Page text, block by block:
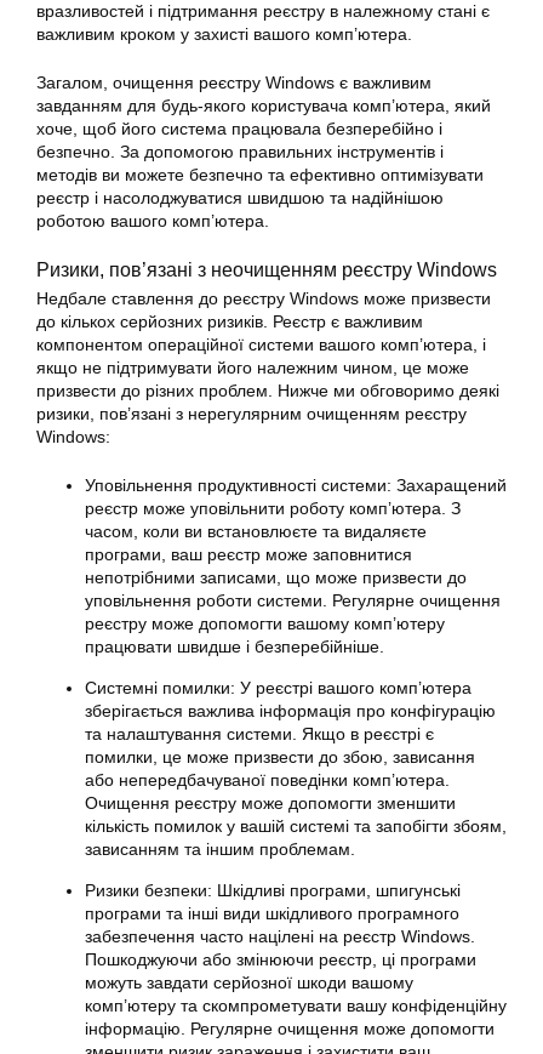
вразливостей і підтримання реєстру в належному стані є
важливим кроком у захисті вашого комп’ютера.
Загалом, очищення реєстру Windows є важливим
завданням для будь-якого користувача комп’ютера, який
хоче, щоб його система працювала безперебійно і
безпечно. За допомогою правильних інструментів і
методів ви можете безпечно та ефективно оптимізувати
реєстр і насолоджуватися швидшою та надійнішою
роботою вашого комп’ютера.
Ризики, пов’язані з неочищенням реєстру Windows
Недбале ставлення до реєстру Windows може призвести
до кількох серйозних ризиків. Реєстр є важливим
компонентом операційної системи вашого комп’ютера, і
якщо не підтримувати його належним чином, це може
призвести до різних проблем. Нижче ми обговоримо деякі
ризики, пов’язані з нерегулярним очищенням реєстру
Windows:
Уповільнення продуктивності системи: Захаращений
реєстр може уповільнити роботу комп’ютера. З
часом, коли ви встановлюєте та видаляєте
програми, ваш реєстр може заповнитися
непотрібними записами, що може призвести до
уповільнення роботи системи. Регулярне очищення
реєстру може допомогти вашому комп’ютеру
працювати швидше і безперебійніше.
Системні помилки: У реєстрі вашого комп’ютера
зберігається важлива інформація про конфігурацію
та налаштування системи. Якщо в реєстрі є
помилки, це може призвести до збою, зависання
або непередбачуваної поведінки комп’ютера.
Очищення реєстру може допомогти зменшити
кількість помилок у вашій системі та запобігти збоям,
зависанням та іншим проблемам.
Ризики безпеки: Шкідливі програми, шпигунські
програми та інші види шкідливого програмного
забезпечення часто націлені на реєстр Windows.
Пошкоджуючи або змінюючи реєстр, ці програми
можуть завдати серйозної шкоди вашому
комп’ютеру та скомпрометувати вашу конфіденційну
інформацію. Регулярне очищення може допомогти